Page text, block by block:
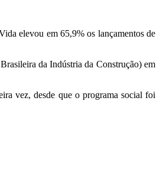
elevou em 65,9% os lançamentos de
da Indústria da Construção) em
vez, desde que o programa social foi